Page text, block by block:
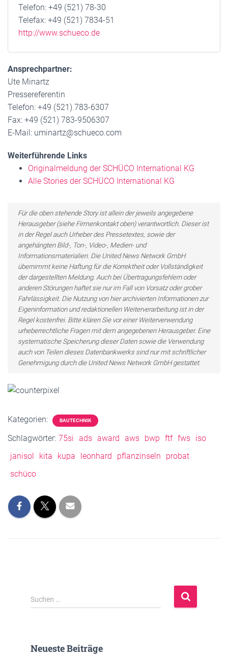
Telefon: +49 (521) 78-30
Telefax: +49 (521) 7834-51
http://www.schueco.de
Ansprechpartner:
Ute Minartz
Pressereferentin
Telefon: +49 (521) 783-6307
Fax: +49 (521) 783-9506307
E-Mail: uminartz@schueco.com
Weiterführende Links
Originalmeldung der SCHÜCO International KG
Alle Stories der SCHÜCO International KG
Für die oben stehende Story ist allein der jeweils angegebene
Herausgeber (siehe Firmenkontakt oben) verantwortlich. Dieser ist
in der Regel auch Urheber des Pressetextes, sowie der
angehängten Bild-, Ton-, Video-, Medien- und
Informationsmaterialien. Die United News Network GmbH
übernimmt keine Haftung für die Korrektheit oder Vollständigkeit
der dargestellten Meldung. Auch bei Übertragungsfehlern oder
anderen Störungen haftet sie nur im Fall von Vorsatz oder grober
Fahrlässigkeit. Die Nutzung von hier archivierten Informationen zur
Eigeninformation und redaktionellen Weiterverarbeitung ist in der
Regel kostenfrei. Bitte klären Sie vor einer Weiterverwendung
urheberrechtliche Fragen mit dem angegebenen Herausgeber. Eine
systematische Speicherung dieser Daten sowie die Verwendung
auch von Teilen dieses Datenbankwerks sind nur mit schriftlicher
Genehmigung durch die United News Network GmbH gestattet.
Kategorien: BAUTECHNIK
Schlagwörter: 75si ads award aws bwp ftf fws iso
janisol
kita kupa leonhard pflanzinseln
probat
schüco
S
u
n
Suchen …
Neueste Beiträge